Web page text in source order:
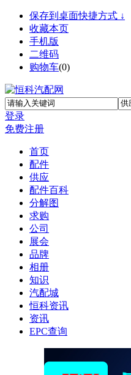
保存到桌面快捷方式 ↓
收藏本页
手机版
二维码
购物车(0)
登录
免费注册
首页
配件
供应
配件百科
分解图
求购
公司
展会
品牌
相册
知识
汽配城
恒科资讯
资讯
EPC查询